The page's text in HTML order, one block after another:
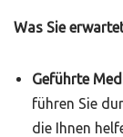
Was Sie
Geführte
führen Sie
die Ihnen